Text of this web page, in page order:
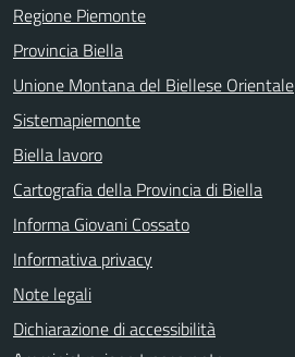
Regione Piemonte
Provincia Biella
Unione Montana del Biellese Orientale
Sistemapiemonte
Biella lavoro
Cartografia della Provincia di Biella
Informa Giovani Cossato
Informativa privacy
Note legali
Dichiarazione di accessibilità